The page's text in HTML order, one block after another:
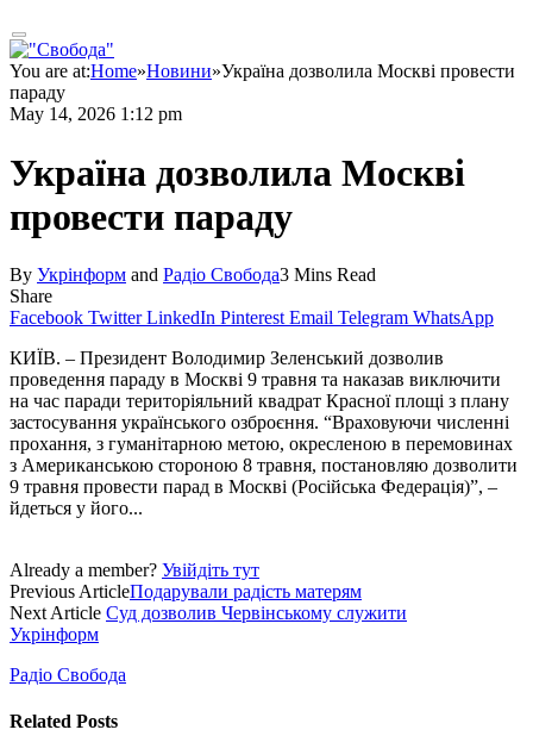
You are at:Home»Новини»Україна дозволила Москві провести
параду
May 14, 2026 1:12 pm
Україна дозволила Москві
провести параду
By Укрінформ and Радіо Свобода3 Mins Read
Share
Facebook Twitter LinkedIn Pinterest Email Telegram WhatsApp
КИЇВ. – Президент Володимир Зеленський дозволив
проведення параду в Москві 9 травня та наказав виключити
на час паради територіяльний квадрат Красної площі з плану
застосування українського озброєння. “Враховуючи численні
прохання, з гуманітарною метою, окресленою в перемовинах
з Амери­канською стороною 8 травня, постановляю дозволити
9 травня провести парад в Москві (Російська Федерація)”, –
йдеться у його...
Already a member? Увійдіть тут
Previous ArticleПодарували радість матерям
Next Article Суд дозволив Червінському служити
Укрінформ
Радіо Свобода
Related Posts